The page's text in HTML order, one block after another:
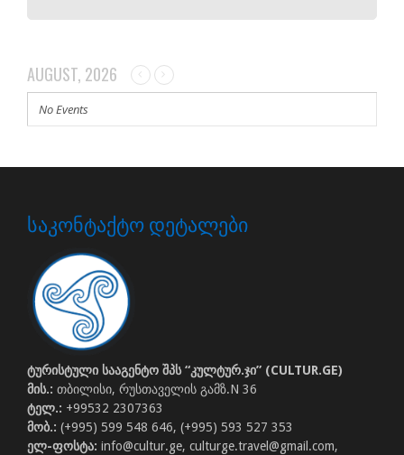
AUGUST, 2026
No Events
ᲡᲐᲙᲝᲜᲢᲐᲥᲢᲝ ᲓᲔᲢᲐᲚᲔᲑᲘ
ტურისტული სააგენტო შპს “კულტურ.ჯი” (CULTUR.GE)
მის.: თბილისი, რუსთაველის გამზ.N 36
ტელ.: +99532 2307363
მობ.: (+995) 599 548 646, (+995) 593 527 353
ელ-ფოსტა: info@cultur.ge, culturge.travel@gmail.com,